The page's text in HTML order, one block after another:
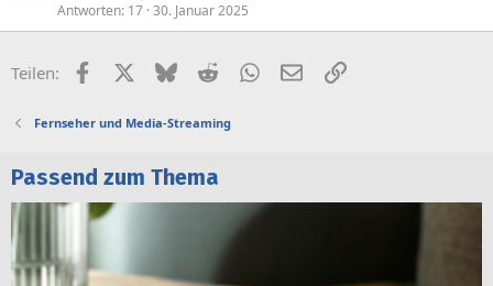
Antworten 17 30. Januar 2025
Teilen: FacebookX (Twitter)
BlueskyRedditWhatsApp
E-MailLink
Fernseher und Media-Streaming
Passend zum Thema